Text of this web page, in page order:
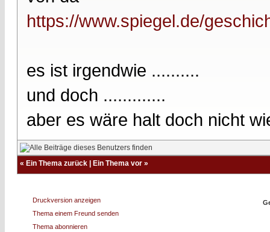
https://www.spiegel.de/
es ist irgendwie ..........
und doch .............
aber es wäre halt doch nicht
« Ein Thema zurück | Ein Thema vor »
Druckversion anzeigen
Thema einem Freund senden
Thema abonnieren